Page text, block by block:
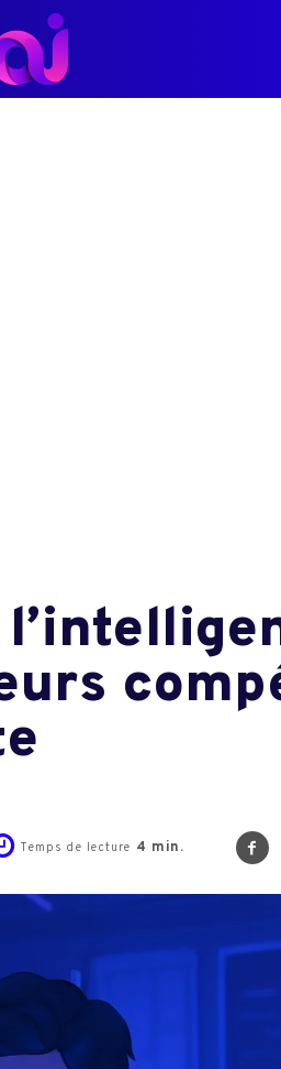
Temps de lecture 4 min.